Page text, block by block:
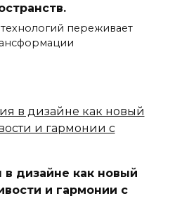
переживает
дизайне как новый
и гармонии с